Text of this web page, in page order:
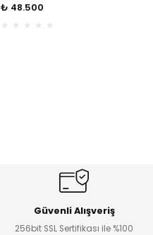
₺ 48.500
Güvenli Alışveriş
256bit SSL Sertifikası ile %100